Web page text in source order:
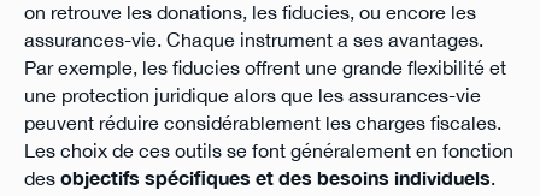
on retrouve les donations, les fiducies, ou encore les
assurances-vie. Chaque instrument a ses avantages.
Par exemple, les fiducies offrent une grande flexibilité et
une protection juridique alors que les assurances-vie
peuvent réduire considérablement les charges fiscales.
Les choix de ces outils se font généralement en fonction
des objectifs spécifiques et des besoins individuels.